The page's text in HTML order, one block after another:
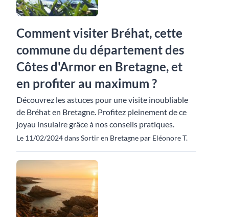
Comment visiter Bréhat, cette
commune du département des
Côtes d'Armor en Bretagne, et
en profiter au maximum ?
Découvrez les astuces pour une visite inoubliable
de Bréhat en Bretagne. Profitez pleinement de ce
joyau insulaire grâce à nos conseils pratiques.
Le 11/02/2024 dans Sortir en Bretagne par Eléonore T.